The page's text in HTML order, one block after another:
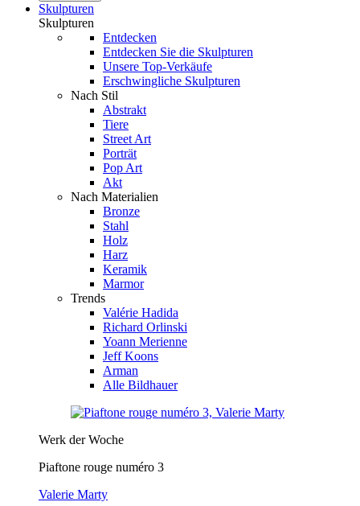
Skulpturen
Skulpturen
Entdecken
Entdecken Sie die Skulpturen
Unsere Top-Verkäufe
Erschwingliche Skulpturen
Nach Stil
Abstrakt
Tiere
Street Art
Porträt
Pop Art
Akt
Nach Materialien
Bronze
Stahl
Holz
Harz
Keramik
Marmor
Trends
Valérie Hadida
Richard Orlinski
Yoann Merienne
Jeff Koons
Arman
Alle Bildhauer
Werk der Woche
Piaftone rouge numéro 3
Valerie Marty